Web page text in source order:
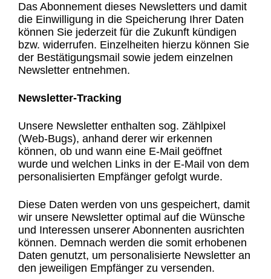
Das Abonnement dieses Newsletters und damit
die Einwilligung in die Speicherung Ihrer Daten
können Sie jederzeit für die Zukunft kündigen
bzw. widerrufen. Einzelheiten hierzu können Sie
der Bestätigungsmail sowie jedem einzelnen
Newsletter entnehmen.
Newsletter-Tracking
Unsere Newsletter enthalten sog. Zählpixel
(Web-Bugs), anhand derer wir erkennen
können, ob und wann eine E-Mail geöffnet
wurde und welchen Links in der E-Mail von dem
personalisierten Empfänger gefolgt wurde.
Diese Daten werden von uns gespeichert, damit
wir unsere Newsletter optimal auf die Wünsche
und Interessen unserer Abonnenten ausrichten
können. Demnach werden die somit erhobenen
Daten genutzt, um personalisierte Newsletter an
den jeweiligen Empfänger zu versenden.